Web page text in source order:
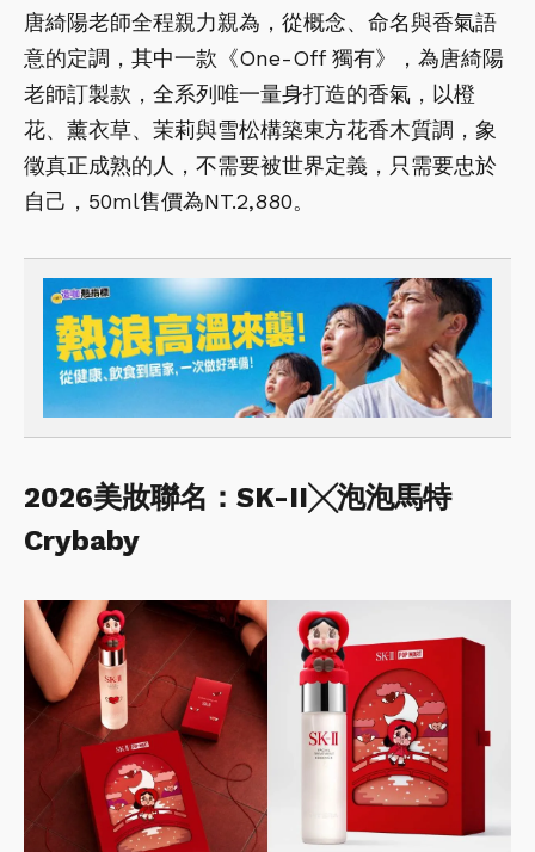
唐綺陽老師全程親力親為，從概念、命名與香氣語
意的定調，其中一款《One-Off 獨有》，為唐綺陽
老師訂製款，全系列唯一量身打造的香氣，以橙
花、薰衣草、茉莉與雪松構築東方花香木質調，象
徵真正成熟的人，不需要被世界定義，只需要忠於
自己，50ml售價為NT.2,880。
2026美妝聯名：SK-II╳泡泡馬特
Crybaby